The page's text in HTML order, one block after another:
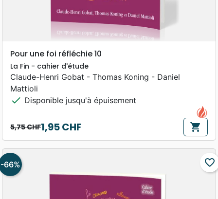
Pour une foi réfléchie 10
La Fin - cahier d'étude
Claude-Henri Gobat - Thomas Koning - Daniel
Mattioli
check Disponible jusqu'à épuisement
Prix de base
5,75 CHF
Prix 1,95 CHF shopping_cart
-66% favorite_border